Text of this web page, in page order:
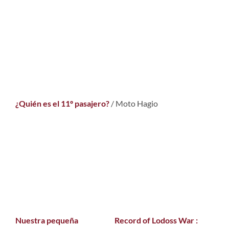
¿Quién es el 11º pasajero? / Moto Hagio
Nuestra pequeña
Record of Lodoss War :